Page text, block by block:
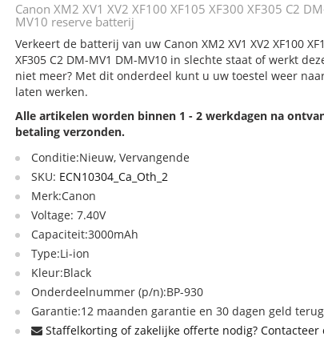
Canon XM2 XV1 XV2 XF100 XF105 XF300 XF305 C2
MV10 reserve batterij
Verkeert de batterij van uw Canon XM2 XV1 XV2 XF100
XF305 C2 DM-MV1 DM-MV10 in slechte staat of werkt
niet meer? Met dit onderdeel kunt u uw toestel weer
laten werken.
Alle artikelen worden binnen 1 - 2 werkdagen na
betaling verzonden.
Conditie:Nieuw, Vervangende
SKU: ECN10304_Ca_Oth_2
Merk:Canon
Voltage: 7.40V
Capaciteit:3000mAh
Type:Li-ion
Kleur:Black
Onderdeelnummer (p/n):BP-930
Garantie:12 maanden garantie en 30 dagen geld terug
Staffelkorting of zakelijke offerte nodig? Contacteer